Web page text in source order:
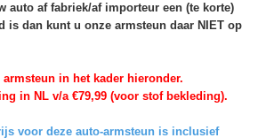
auto af fabriek/af importeur een (te korte)
is dan kunt u onze armsteun daar NIET op
armsteun in het kader hieronder.
in NL v/a €79,99 (voor stof bekleding).
voor deze auto-armsteun is inclusief